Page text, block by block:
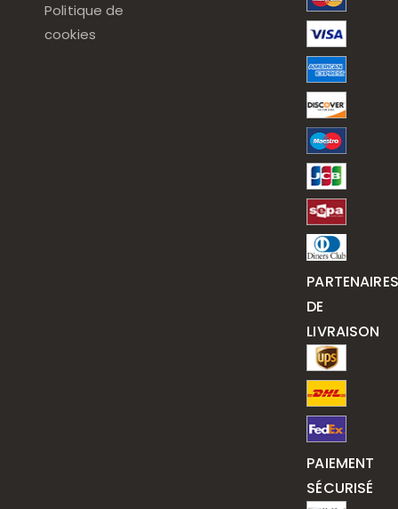
Politique de
cookies
PARTENAIRES
DE
LIVRAISON
PAIEMENT
SÉCURISÉ